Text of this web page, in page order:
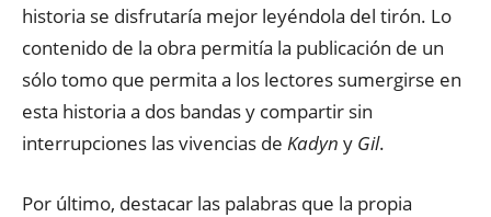
historia se disfrutaría mejor leyéndola del tirón. Lo
contenido de la obra permitía la publicación de un
sólo tomo que permita a los lectores sumergirse en
esta historia a dos bandas y compartir sin
interrupciones las vivencias de Kadyn y Gil.
Por último, destacar las palabras que la propia